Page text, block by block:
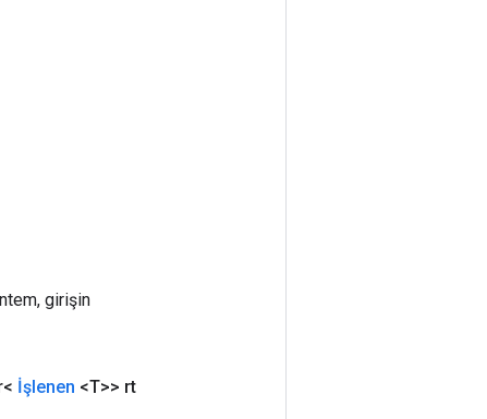
girişin
İşlenen <T>> rt